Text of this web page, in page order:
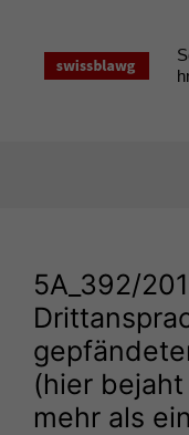
springen
5A_392/
(hier
mehr als